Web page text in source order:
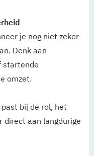
je nog niet zeker
Denk aan
startende
omzet.
bij de rol, het
direct aan langdurige